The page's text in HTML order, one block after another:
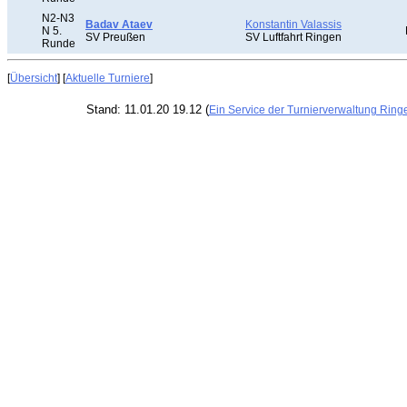
N2-N3
N 5.
Runde
Badav Ataev
SV Preußen
Konstantin Valassis
SV Luftfahrt Ringen
[Übersicht] [Aktuelle Turniere]
Stand: 11.01.20 19.12 (Ein Service der Turnierverwaltung